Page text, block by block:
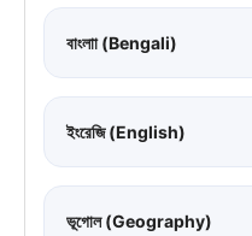
বাংলাা (Bengali)
ইংরেজি (English)
ভূগোল (Geography)